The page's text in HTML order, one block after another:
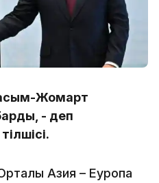
Жомарт
- деп
Азия – Еуропа